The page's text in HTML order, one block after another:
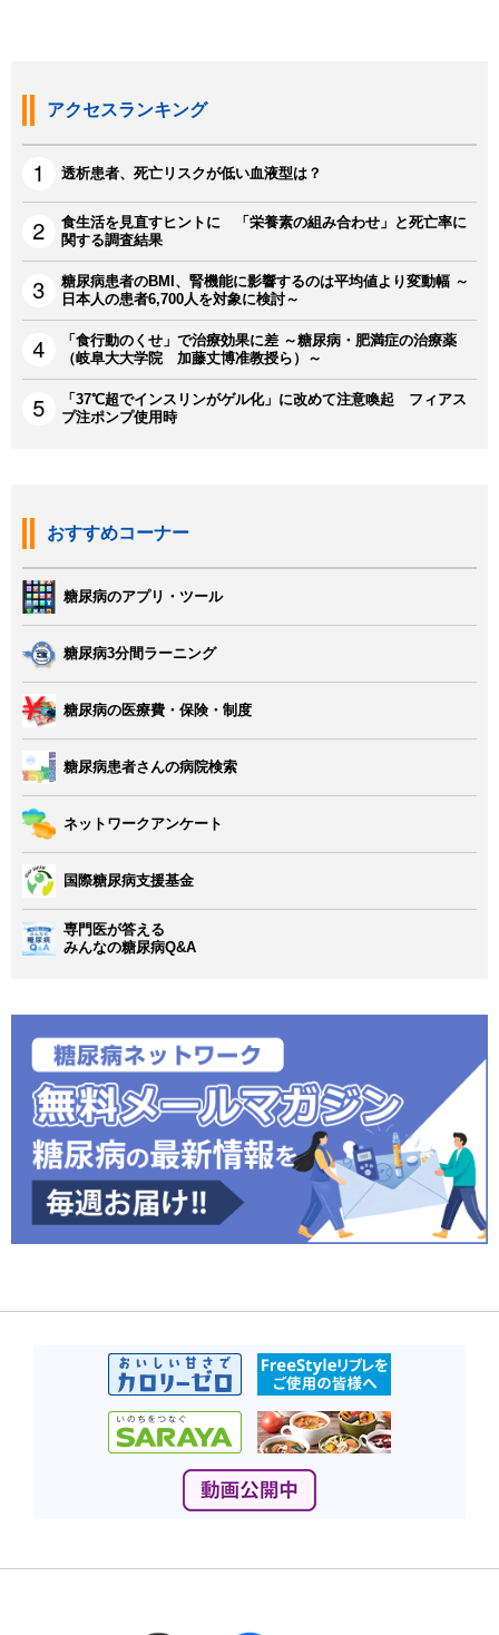
アクセスランキング
透析患者、死亡リスクが低い血液型は？
食生活を見直すヒントに 「栄養素の組み合わせ」と死亡率に
関する調査結果
糖尿病患者のBMI、腎機能に影響するのは平均値より変動幅 ～
日本人の患者6,700人を対象に検討～
「食行動のくせ」で治療効果に差 ～糖尿病・肥満症の治療薬
（岐阜大大学院 加藤丈博准教授ら）～
「37℃超でインスリンがゲル化」に改めて注意喚起 フィアス
プ注ポンプ使用時
おすすめコーナー
糖尿病のアプリ・ツール
糖尿病3分間ラーニング
糖尿病の医療費・保険・制度
糖尿病患者さんの病院検索
ネットワークアンケート
国際糖尿病支援基金
専門医が答える
みんなの糖尿病Q&A